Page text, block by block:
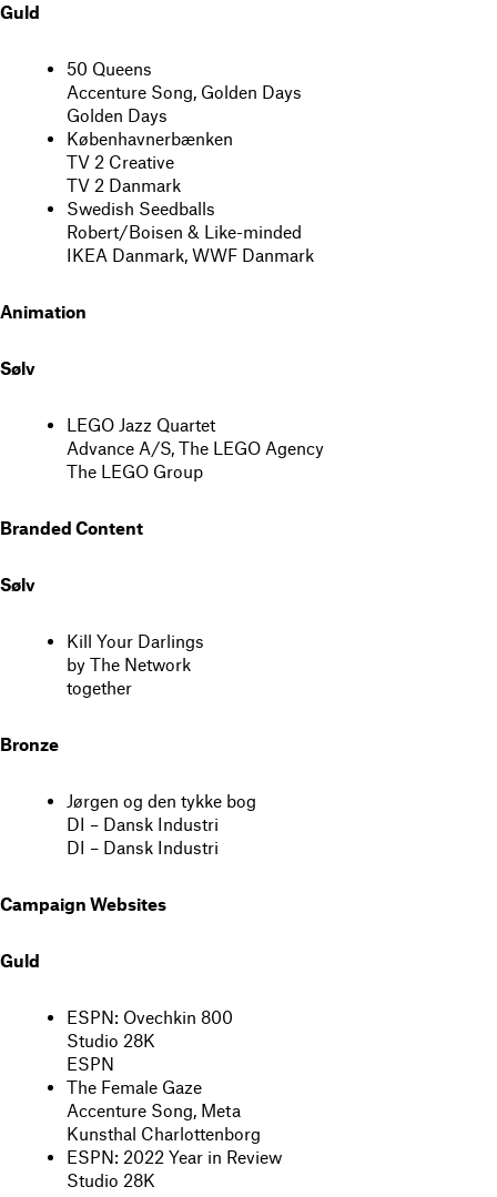
Guld
50 Queens
Accenture Song, Golden Days
Golden Days
Københavnerbænken
TV 2 Creative
TV 2 Danmark
Swedish Seedballs
Robert/Boisen & Like-minded
IKEA Danmark, WWF Danmark
Animation
Sølv
LEGO Jazz Quartet
Advance A/S, The LEGO Agency
The LEGO Group
Branded Content
Sølv
Kill Your Darlings
by The Network
together
Bronze
Jørgen og den tykke bog
DI – Dansk Industri
DI – Dansk Industri
Campaign Websites
Guld
ESPN: Ovechkin 800
Studio 28K
ESPN
The Female Gaze
Accenture Song, Meta
Kunsthal Charlottenborg
ESPN: 2022 Year in Review
Studio 28K